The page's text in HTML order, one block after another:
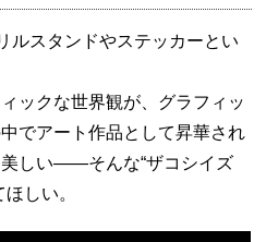
ルスタンドやステッカーとい
ックな世界観が、グラフィッ
でアート作品として昇華され
しい——そんな“ザコシイズ
しい。